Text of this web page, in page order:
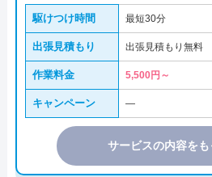
駆けつけ時間 最短30分
出張見積もり 出張見積もり無料
作業料金 5,500円～
キャンペーン ―
サービスの内容をも